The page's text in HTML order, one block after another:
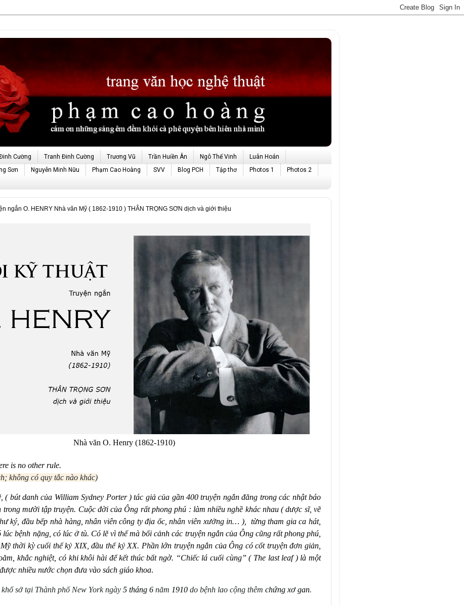
Cường Tranh Đinh Cường Trương Vũ Trần Huiền Ân Ngô Thế Vinh
Luân Hoán
Sơn Nguyễn Minh Nữu Phạm Cao Hoàng SVV Blog PCH Tập thơ Photos 1
Photos 2
ngắn O. HENRY Nhà văn Mỹ ( 1862-1910 ) THÂN TRỌNG SƠN dịch và giới thiệu
Nhà văn O. Henry (1862-1910)
is no other rule.
không có quy tắc nào khác)
( bút danh của William Sydney Porter ) tác giả của gần 400 truyện ngắn đăng trong các nhật báo
trong mười tập truyện. Cuộc đời của Ông rất phong phú : làm nhiều nghề khác nhau ( dược sĩ, vẽ
ký, đầu bếp nhà hàng, nhân viên công ty địa ốc, nhân viên xưởng in… ), từng tham gia ca hát,
lúc bệnh nặng, có lúc ở tù. Có lẽ vì thế mà bối cảnh các truyện ngắn của Ông cũng rất phong phú,
thời kỳ cuối thế kỷ XIX, đầu thế kỷ XX. Phần lớn truyện ngắn của Ông có cốt truyện đơn giản,
khắc nghiệt, có khi khôi hài để kết thúc bất ngờ. “Chiếc lácuối cùng” ( The last leaf ) là một
nhiều nước chọn đưa vào sách giáo khoa.
sở tại Thành phố New York ngày 5 tháng 6 năm 1910 do bệnh lao cộng thêm chứng xơgan.